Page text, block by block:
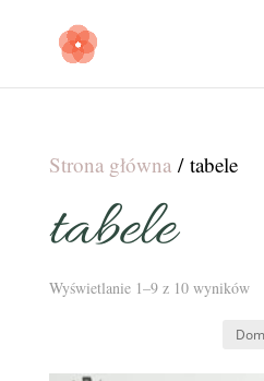
Strona główna/ tabele
tabele
Wyświetlanie 1–9 z 10 wyników